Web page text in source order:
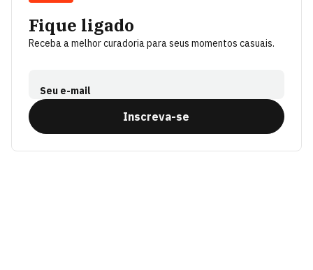
Fique ligado
Receba a melhor curadoria para seus momentos casuais.
Seu e-mail
Inscreva-se